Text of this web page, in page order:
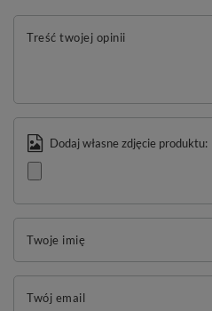
Treść twojej opinii
Dodaj własne zdjęcie produktu:
Twoje imię
Twój email